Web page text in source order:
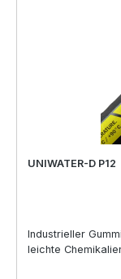
UNIWATER-D P12
Industrieller
leichte